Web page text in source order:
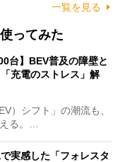
一覧を見る
ってみた
台】BEV普及の障壁と
充電のストレス」解
）シフト」の潮流も、
る。…
実感した「フォレスタ